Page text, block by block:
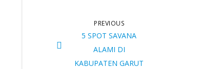
PREVIOUS
5 SPOT SAVANA
ALAMI DI
KABUPATEN GARUT